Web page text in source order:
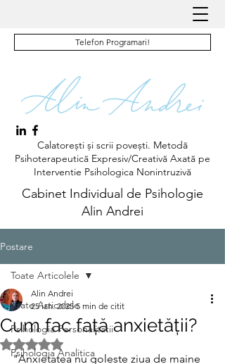
Calatorești și scrii povești. Metodă
Psihoterapeutică Expresiv/Creativă Axată pe
Interventie Psihologica Nonintruzivă
Telefon Programari!
Cabinet Individual de Psihologie
Alin Andrei
Postare
Toate Articolele
Psihologia Personalitatii
Psihologia Analitica
Toate Articolele
Cum fac față anxietății?
Alin Andrei
25 ian. 2025 5 min de citit
Evaluat(ă) cu NaN din 5 stele.
"Anxietatea nu goleste ziua de maine